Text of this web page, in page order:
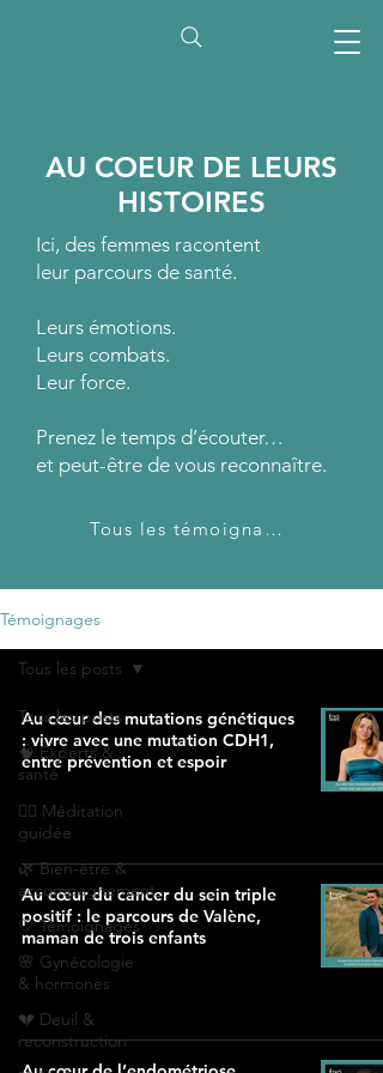
AU COEUR DE LEURS
HISTOIRES
Ici, des femmes racontent
leur parcours de santé.
Leurs émotions.
Leurs combats.
Leur force.​
Prenez le temps d’écouter…
et peut-être de vous reconnaître.
Tous les témoignages
Témoignages
Tous les posts
🧠 Experts &
santé
🧘‍♀️ Méditation
guidée
🌿 Bien-être &
accompagnement
🤍 Témoignages
🌸 Gynécologie
& hormones
💔 Deuil &
reconstruction
Tous les posts
Au cœur des mutations génétiques
: vivre avec une mutation CDH1,
entre prévention et espoir
Au cœur du cancer du sein triple
positif : le parcours de Valène,
maman de trois enfants